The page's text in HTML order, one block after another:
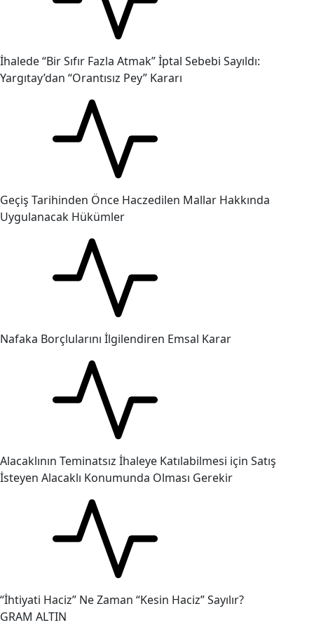
İhalede “Bir Sıfır Fazla Atmak” İptal Sebebi Sayıldı:
Yargıtay’dan “Orantısız Pey” Kararı
Geçiş Tarihinden Önce Haczedilen Mallar Hakkında
Uygulanacak Hükümler
Nafaka Borçlularını İlgilendiren Emsal Karar
Alacaklının Teminatsız İhaleye Katılabilmesi için Satış
İsteyen Alacaklı Konumunda Olması Gerekir
“İhtiyati Haciz” Ne Zaman “Kesin Haciz” Sayılır?
GRAM ALTIN